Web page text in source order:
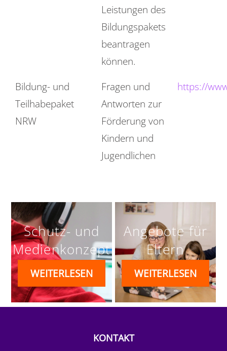
Leistungen des
Bildungspakets
beantragen
können.
Bildung- und
Teilhabepaket
NRW
Fragen und
Antworten zur
Förderung von
Kindern und
Jugendlichen
https://
Schutz- und
Medienkonzept
WEITERLESEN
Angebote für
Eltern
WEITERLESEN
KONTAKT